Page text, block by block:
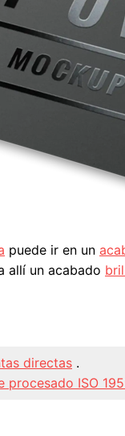
puede ir en un
allí un acabado
directas .
procesado ISO